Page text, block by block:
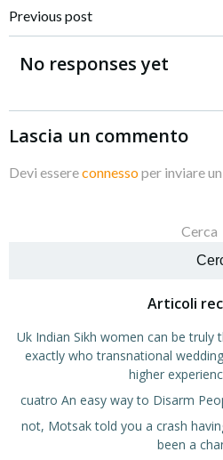
Navigazione
articoli
Previous post
No responses yet
Lascia un commento
Devi essereconnessoper inviare
Cerca
Articoli
Uk Indian Sikh women can be truly
exactly who transnational
higher
cuatro An easy way to Disarm
not, Motsak told you a crash
been a